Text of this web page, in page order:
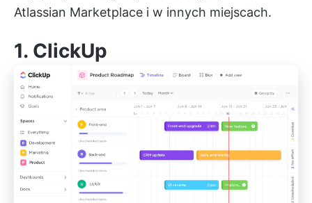
Atlassian Marketplace i w innych miejscach.
1. ClickUp